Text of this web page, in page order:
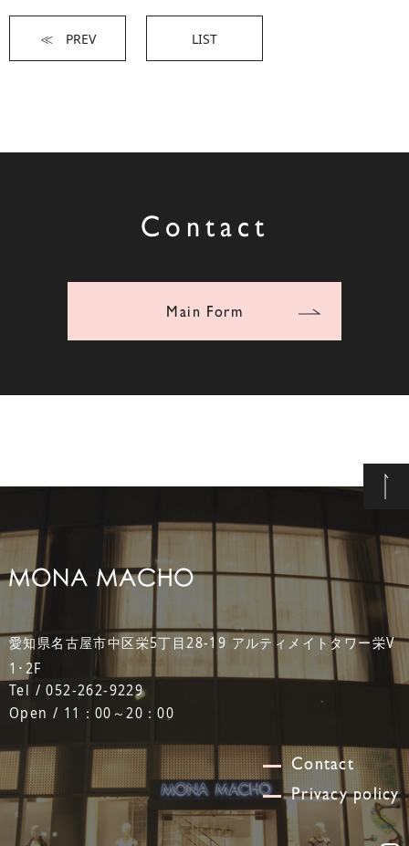
≪ PREV LIST
Contact
Main Form
愛知県名古屋市中区栄5丁目28-19 アルティメイトタワー栄V
1･2F
Tel / 052-262-9229
Open / 11：00～20：00
Contact
Privacy policy